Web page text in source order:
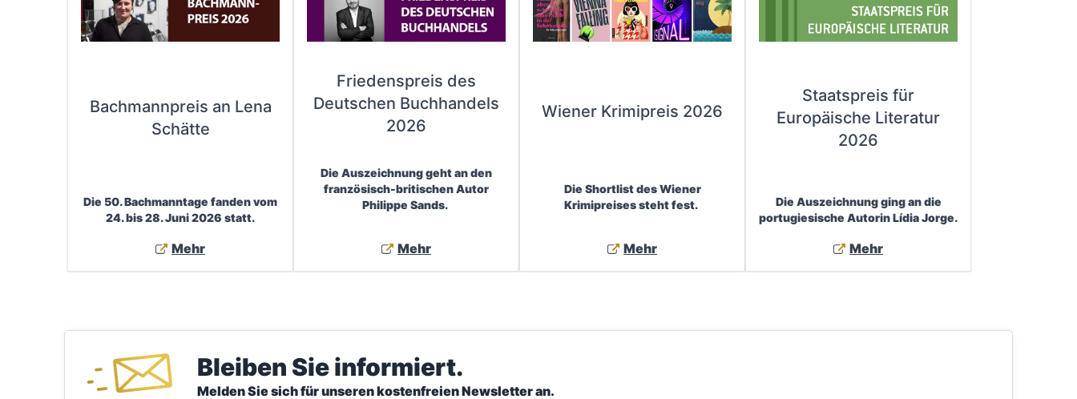
Bachmannpreis an Lena
Schätte
Die 50. Bachmanntage fanden vom
24. bis 28. Juni 2026 statt.
Mehr
Friedenspreis des
Deutschen Buchhandels
2026
Die Auszeichnung geht an den
französisch-britischen Autor
Philippe Sands.
Mehr
Wiener Krimipreis 2026
Die Shortlist des Wiener
Krimipreises steht fest.
Mehr
Staatspreis für
Europäische Literatur
2026
Die Auszeichnung ging an die
portugiesische Autorin Lídia Jorge.
Mehr
Bleiben Sie informiert.
Melden Sie sich für unseren kostenfreien Newsletter an.